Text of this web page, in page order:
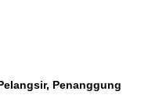
Penanggung